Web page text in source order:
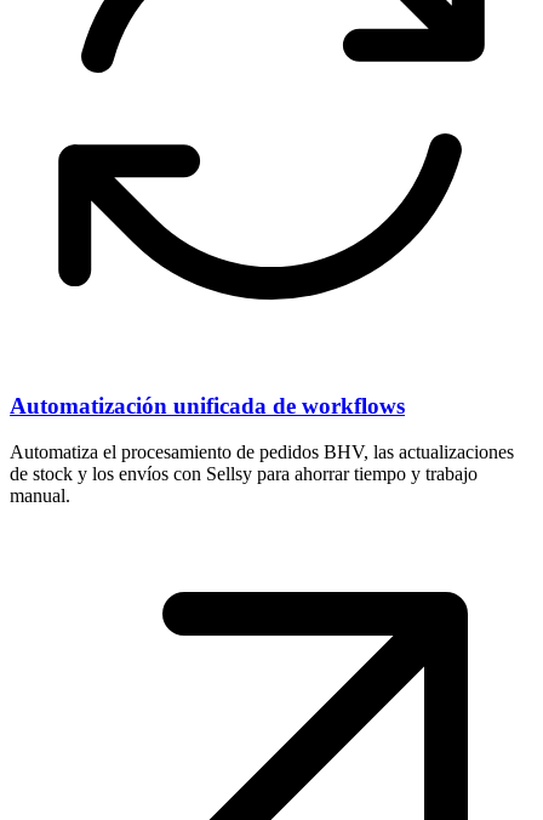
Automatización unificada de workflows
Automatiza el procesamiento de pedidos BHV, las actualizaciones
de stock y los envíos con Sellsy para ahorrar tiempo y trabajo
manual.